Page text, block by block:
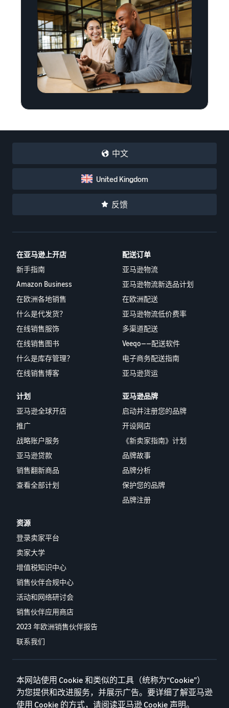
中文
United Kingdom
反馈
在亚马逊上开店
新手指南
Amazon Business
在欧洲各地销售
什么是代发货？
在线销售服饰
在线销售图书
什么是库存管理？
在线销售博客
配送订单
亚马逊物流
亚马逊物流新选品计划
在欧洲配送
亚马逊物流低价费率
多渠道配送
Veeqo——配送软件
电子商务配送指南
亚马逊货运
计划
亚马逊全球开店
推广
战略账户服务
亚马逊贷款
销售翻新商品
查看全部计划
亚马逊品牌
启动并注册您的品牌
开设网店
《新卖家指南》计划
品牌故事
品牌分析
保护您的品牌
品牌注册
资源
登录卖家平台
卖家大学
增值税知识中心
销售伙伴合规中心
活动和网络研讨会
销售伙伴应用商店
2023 年欧洲销售伙伴报告
联系我们
隐私政策
Cookie
条件条款
本网站使用 Cookie 和类似的工具（统称为“Cookie”）
为您提供和改进服务，并展示广告。要详细了解亚马逊
使用 Cookie 的方式，请阅读亚马逊 Cookie 声明。